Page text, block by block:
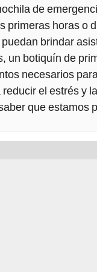
de
primeras horas o
brindar
un botiquín de
necesarios
reducir el estrés y
que estamos